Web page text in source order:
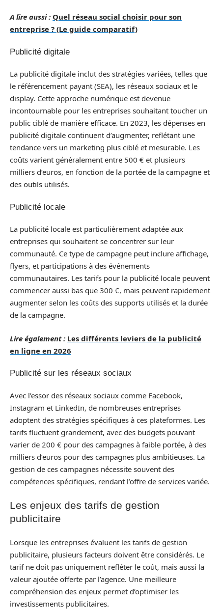
A lire aussi : Quel réseau social choisir pour son
entreprise ? (Le guide comparatif)
Publicité digitale
La publicité digitale inclut des stratégies variées, telles que
le référencement payant (SEA), les réseaux sociaux et le
display. Cette approche numérique est devenue
incontournable pour les entreprises souhaitant toucher un
public ciblé de manière efficace. En 2023, les dépenses en
publicité digitale continuent d’augmenter, reflétant une
tendance vers un marketing plus ciblé et mesurable. Les
coûts varient généralement entre 500 € et plusieurs
milliers d’euros, en fonction de la portée de la campagne et
des outils utilisés.
Publicité locale
La publicité locale est particulièrement adaptée aux
entreprises qui souhaitent se concentrer sur leur
communauté. Ce type de campagne peut inclure affichage,
flyers, et participations à des événements
communautaires. Les tarifs pour la publicité locale peuvent
commencer aussi bas que 300 €, mais peuvent rapidement
augmenter selon les coûts des supports utilisés et la durée
de la campagne.
Lire également : Les différents leviers de la publicité
en ligne en 2026
Publicité sur les réseaux sociaux
Avec l’essor des réseaux sociaux comme Facebook,
Instagram et LinkedIn, de nombreuses entreprises
adoptent des stratégies spécifiques à ces plateformes. Les
tarifs fluctuent grandement, avec des budgets pouvant
varier de 200 € pour des campagnes à faible portée, à des
milliers d’euros pour des campagnes plus ambitieuses. La
gestion de ces campagnes nécessite souvent des
compétences spécifiques, rendant l’offre de services variée.
Les enjeux des tarifs de gestion
publicitaire
Lorsque les entreprises évaluent les tarifs de gestion
publicitaire, plusieurs facteurs doivent être considérés. Le
tarif ne doit pas uniquement refléter le coût, mais aussi la
valeur ajoutée offerte par l’agence. Une meilleure
compréhension des enjeux permet d’optimiser les
investissements publicitaires.